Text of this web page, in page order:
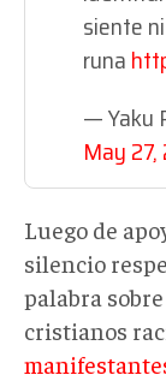
siente
runa
— Yaku
May 27,
Luego de
silencio
palabra
cristianos